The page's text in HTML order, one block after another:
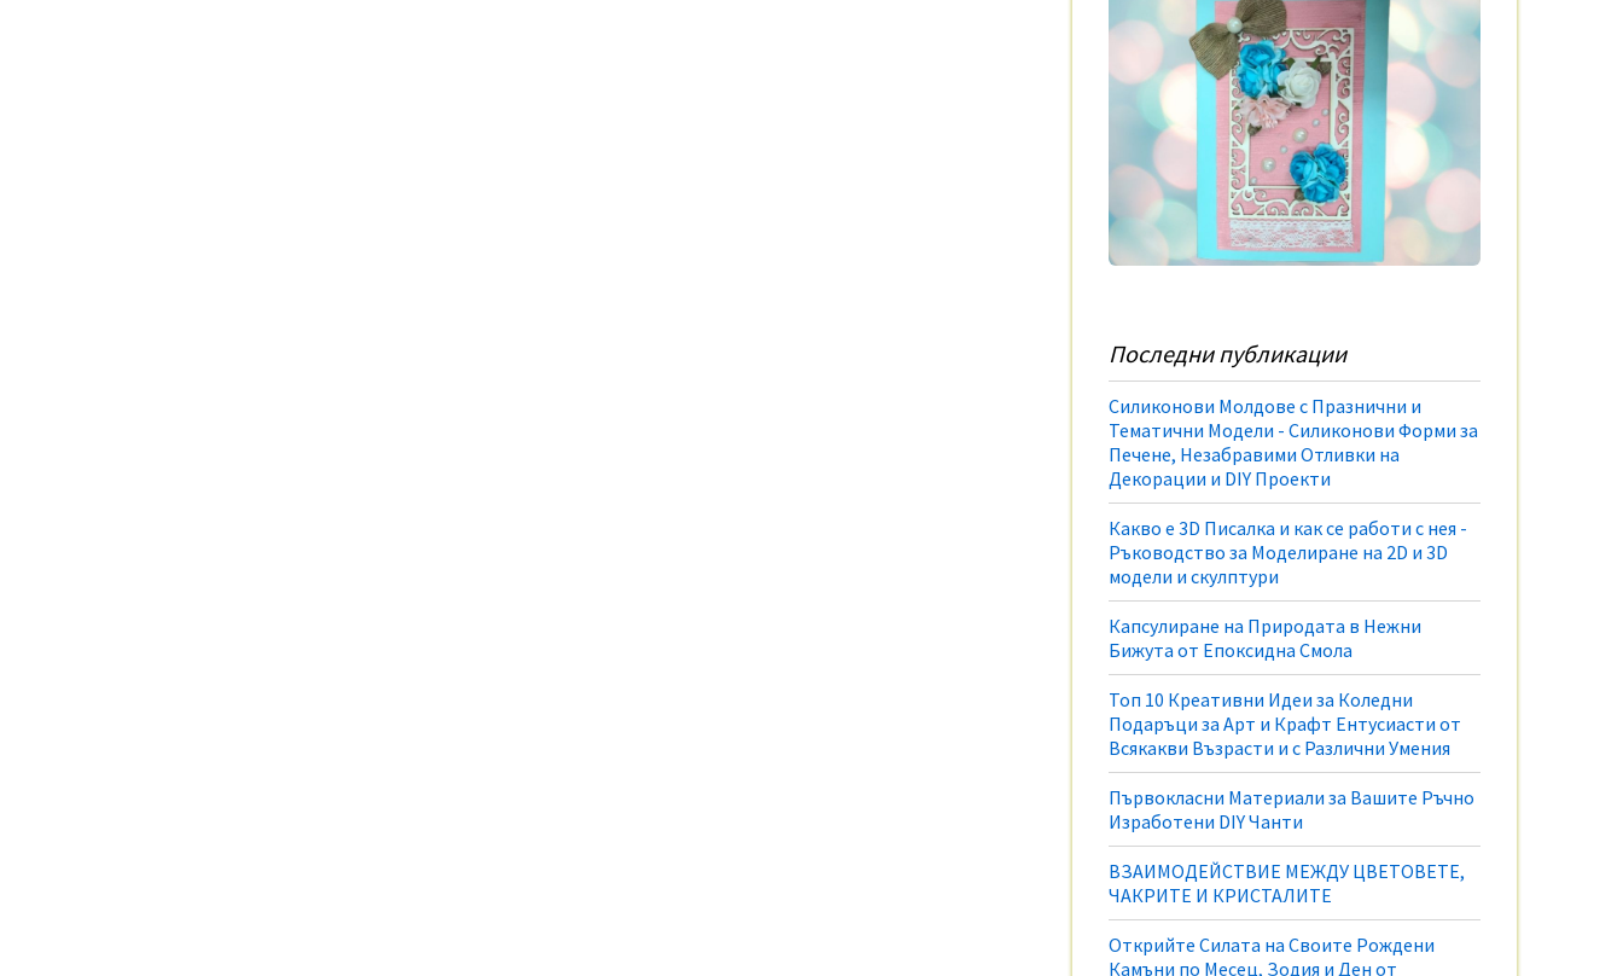
Последни публикации
Силиконови Молдове с Празнични и
Тематични Модели - Силиконови Форми за
Печене, Незабравими Отливки на
Декорации и DIY Проекти
Какво е 3D Писалка и как се работи с нея -
Ръководство за Моделиране на 2D и 3D
модели и скулптури
Капсулиране на Природата в Нежни
Бижута от Епоксидна Смола
Топ 10 Креативни Идеи за Коледни
Подаръци за Арт и Крафт Ентусиасти от
Всякакви Възрасти и с Различни Умения
Първокласни Материали за Вашите Ръчно
Изработени DIY Чанти
ВЗАИМОДЕЙСТВИЕ МЕЖДУ ЦВЕТОВЕТЕ,
ЧАКРИТЕ И КРИСТАЛИТЕ
Открийте Силата на Своите Рождени
Камъни по Месец, Зодия и Ден от